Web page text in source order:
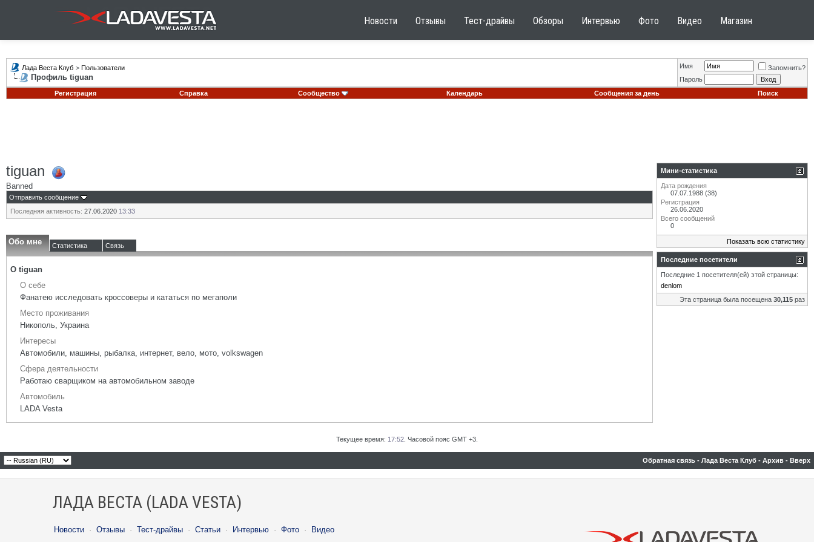
Новости Отзывы Тест-драйвы Обзоры Интервью Фото Видео Магазин
Лада Веста Клуб > Пользователи
Профиль tiguan
Имя
Запомнить?
Пароль
Регистрация
Справка Сообщество Календарь Сообщения за день Поиск
tiguan
Banned
Отправить сообщение
Последняя активность: 27.06.2020 13:33
Обо мне Статистика Связь
О tiguan
О себе
Фанатею исследовать кроссоверы и кататься по мегаполи
Место проживания
Никополь, Украина
Интересы
Автомобили, машины, рыбалка, интернет, вело, мото, volkswagen
Сфера деятельности
Работаю сварщиком на автомобильном заводе
Автомобиль
LADA Vesta
Мини-статистика
Дата рождения
07.07.1988 (38)
Регистрация
26.06.2020
Всего сообщений
0
Показать всю статистику
Последние посетители
Последние 1 посетителя(ей) этой страницы:
denlom
Эта страница была посещена 30,115 раз
Текущее время: 17:52 . Часовой пояс GMT +3.
Обратная связь - Лада Веста Клуб - Архив - Вверх
ЛАДА ВЕСТА (LADA VESTA)
Новости · Отзывы · Тест-драйвы · Статьи · Интервью · Фото · Видео